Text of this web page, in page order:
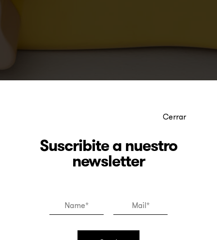
Cerrar
Suscribite a nuestro
newsletter